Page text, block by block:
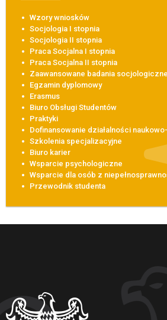
Wzory wniosków
Socjologia I stopnia
Socjologia II stopnia
Praca Socjalna I stopnia
Praca Socjalna II stopnia
Zaawansowane badania
Egzamin dyplomowy
Erasmus
Biuro Obsługi Studentów
Praktyki
Dofinansowanie działalności
Szkolenia specjalizacyjne
Biuro karier
Wsparcie psychologiczne
Wsparcie dla osób z
Przewodnik studenta